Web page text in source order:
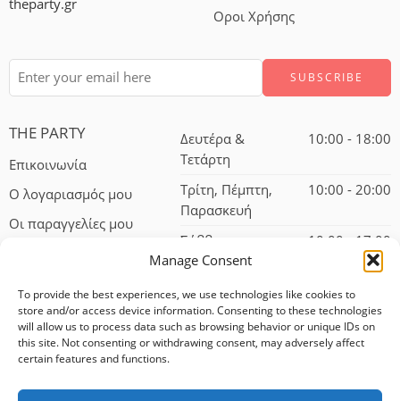
Manage Consent
To provide the best experiences, we use technologies like cookies to
store and/or access device information. Consenting to these technologies
will allow us to process data such as browsing behavior or unique IDs on
this site. Not consenting or withdrawing consent, may adversely affect
certain features and functions.
theparty.gr
Οροι Χρήσης
THE PARTY
Επικοινωνία
Ο λογαριασμός μου
Οι παραγγελίες μου
Δευτέρα &
Τετάρτη
10:00 - 18:00
Τρίτη, Πέμπτη,
Παρασκευή
10:00 - 20:00
Σάββατο 10:00 - 17:00